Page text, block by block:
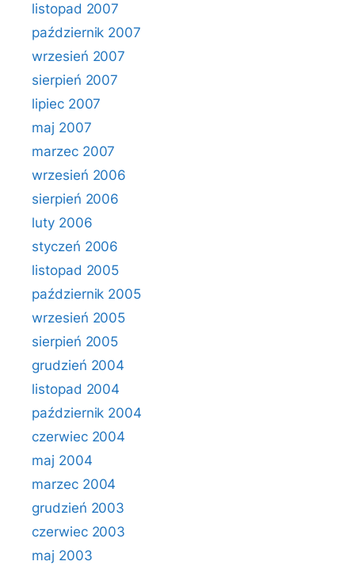
listopad 2007
październik 2007
wrzesień 2007
sierpień 2007
lipiec 2007
maj 2007
marzec 2007
wrzesień 2006
sierpień 2006
luty 2006
styczeń 2006
listopad 2005
październik 2005
wrzesień 2005
sierpień 2005
grudzień 2004
listopad 2004
październik 2004
czerwiec 2004
maj 2004
marzec 2004
grudzień 2003
czerwiec 2003
maj 2003